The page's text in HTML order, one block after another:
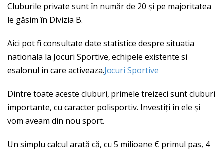
Cluburile private sunt în număr de 20 și pe majoritatea
le găsim în Divizia B.
Aici pot fi consultate date statistice despre situatia
nationala la Jocuri Sportive, echipele existente si
esalonul in care activeaza.Jocuri Sportive
Dintre toate aceste cluburi, primele treizeci sunt cluburi
importante, cu caracter polisportiv. Investiți în ele și
vom aveam din nou sport.
Un simplu calcul arată că, cu 5 milioane € primul pas, 4